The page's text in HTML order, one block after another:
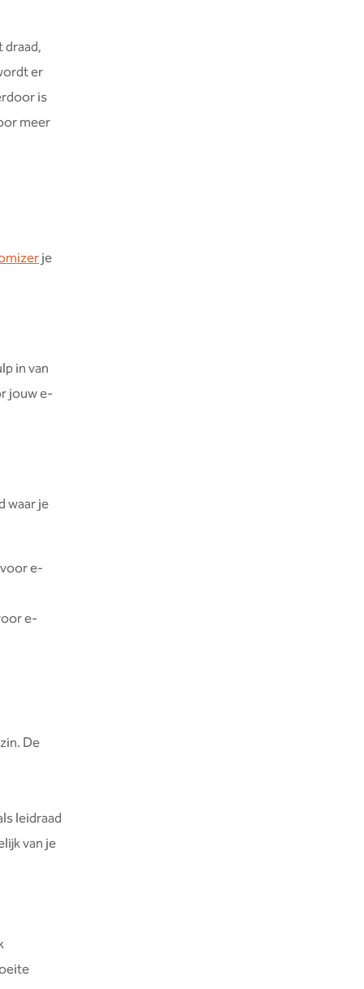
er
is
meer
je
in van
jouw e-
waar je
e-
e-
De
leidraad
van je